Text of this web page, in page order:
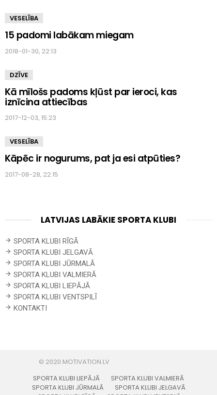
VESELĪBA
15 padomi labākam miegam
2018-01-30, 22:13
DZĪVE
Kā mīlošs padoms kļūst par ieroci, kas
iznīcina attiecības
2017-12-03, 15:23
VESELĪBA
Kāpēc ir nogurums, pat ja esi atpūties?
2017-08-28, 22:15
LATVIJAS LABĀKIE SPORTA KLUBI
SPORTA KLUBI RĪGĀ
SPORTA KLUBI JELGAVĀ
SPORTA KLUBI JŪRMALĀ
SPORTA KLUBI VALMIERĀ
SPORTA KLUBI LIEPĀJĀ
SPORTA KLUBI VENTSPILĪ
KONTAKTI
SPORTA KLUBI LIEPĀJĀ
SPORTA KLUBI VALMIERĀ
SPORTA KLUBI JŪRMALĀ
SPORTA KLUBI JELGAVĀ